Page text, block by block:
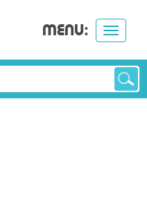
Toggle
MENU: